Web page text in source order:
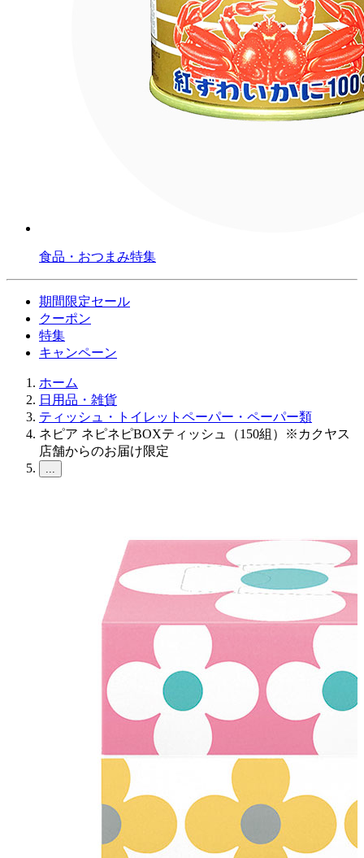
食品・おつまみ特集
期間限定セール
クーポン
特集
キャンペーン
ホーム
日用品・雑貨
ティッシュ・トイレットペーパー・ペーパー類
ネピア ネピネピBOXティッシュ（150組）※カクヤス
店舗からのお届け限定
...